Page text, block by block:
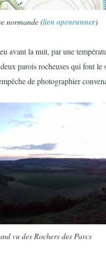
normande (lien openrunner)
avant la nuit, par une
parois rocheuses qui font le
de photographier
vu des Rochers des Parcs